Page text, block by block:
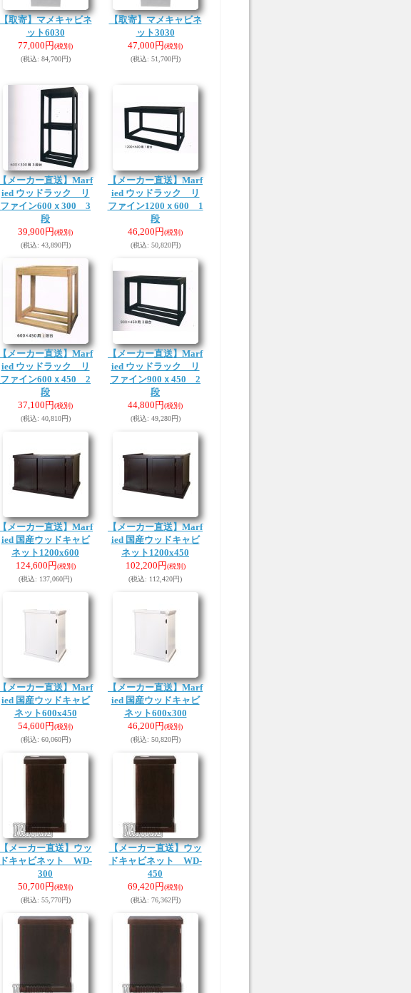
【取寄】マメキャビネ
ット6030
77,000円(税別)
(税込: 84,700円)
【取寄】マメキャビネ
ット3030
47,000円(税別)
(税込: 51,700円)
【メーカー直送】Marf
ied ウッドラック リ
ファイン600ｘ300 3
段
39,900円(税別)
(税込: 43,890円)
【メーカー直送】Marf
ied ウッドラック リ
ファイン1200ｘ600 1
段
46,200円(税別)
(税込: 50,820円)
【メーカー直送】Marf
ied ウッドラック リ
ファイン600ｘ450 2
段
37,100円(税別)
(税込: 40,810円)
【メーカー直送】Marf
ied ウッドラック リ
ファイン900ｘ450 2
段
44,800円(税別)
(税込: 49,280円)
【メーカー直送】Marf
ied 国産ウッドキャビ
ネット1200x600
124,600円(税別)
(税込: 137,060円)
【メーカー直送】Marf
ied 国産ウッドキャビ
ネット1200x450
102,200円(税別)
(税込: 112,420円)
【メーカー直送】Marf
ied 国産ウッドキャビ
ネット600x450
54,600円(税別)
(税込: 60,060円)
【メーカー直送】Marf
ied 国産ウッドキャビ
ネット600x300
46,200円(税別)
(税込: 50,820円)
【メーカー直送】ウッ
ドキャビネット WD-
300
50,700円(税別)
(税込: 55,770円)
【メーカー直送】ウッ
ドキャビネット WD-
450
69,420円(税別)
(税込: 76,362円)